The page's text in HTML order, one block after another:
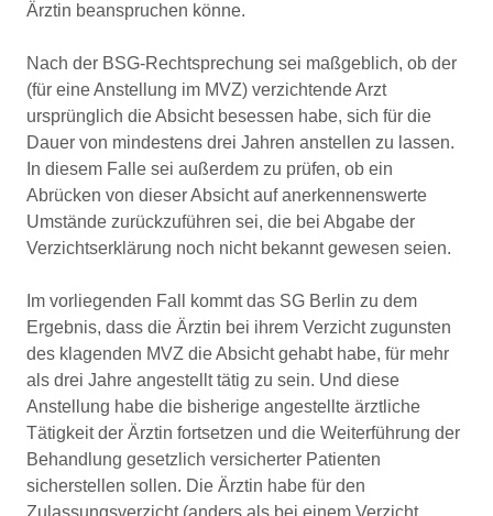
Ärztin beanspruchen könne.
Nach der BSG-Rechtsprechung sei maßgeblich, ob der
(für eine Anstellung im MVZ) verzichtende Arzt
ursprünglich die Absicht besessen habe, sich für die
Dauer von mindestens drei Jahren anstellen zu lassen.
In diesem Falle sei außerdem zu prüfen, ob ein
Abrücken von dieser Absicht auf anerkennenswerte
Umstände zurückzuführen sei, die bei Abgabe der
Verzichtserklärung noch nicht bekannt gewesen seien.
Im vorliegenden Fall kommt das SG Berlin zu dem
Ergebnis, dass die Ärztin bei ihrem Verzicht zugunsten
des klagenden MVZ die Absicht gehabt habe, für mehr
als drei Jahre angestellt tätig zu sein. Und diese
Anstellung habe die bisherige angestellte ärztliche
Tätigkeit der Ärztin fortsetzen und die Weiterführung der
Behandlung gesetzlich versicherter Patienten
sicherstellen sollen. Die Ärztin habe für den
Zulassungsverzicht (anders als bei einem Verzicht